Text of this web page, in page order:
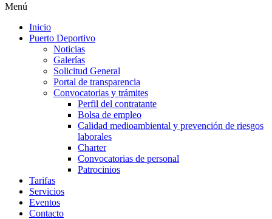
Menú
Inicio
Puerto Deportivo
Noticias
Galerías
Solicitud General
Portal de transparencia
Convocatorias y trámites
Perfil del contratante
Bolsa de empleo
Calidad medioambiental y prevención de riesgos
laborales
Charter
Convocatorias de personal
Patrocinios
Tarifas
Servicios
Eventos
Contacto